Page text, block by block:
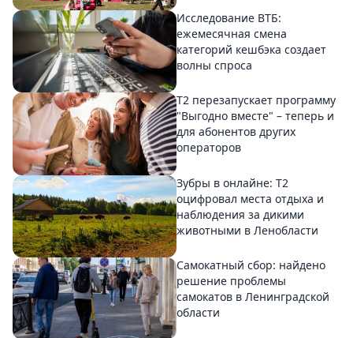
Исследование ВТБ:
ежемесячная смена
категорий кешбэка создает
волны спроса
Т2 перезапускает программу
"Выгодно вместе" – теперь и
для абонентов других
операторов
Зубры в онлайне: Т2
оцифровал места отдыха и
наблюдения за дикими
животными в Ленобласти
Самокатный сбор: найдено
решение проблемы
самокатов в Ленинградской
области